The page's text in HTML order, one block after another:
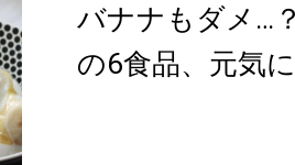
バナナもダメ…
の6食品、元気